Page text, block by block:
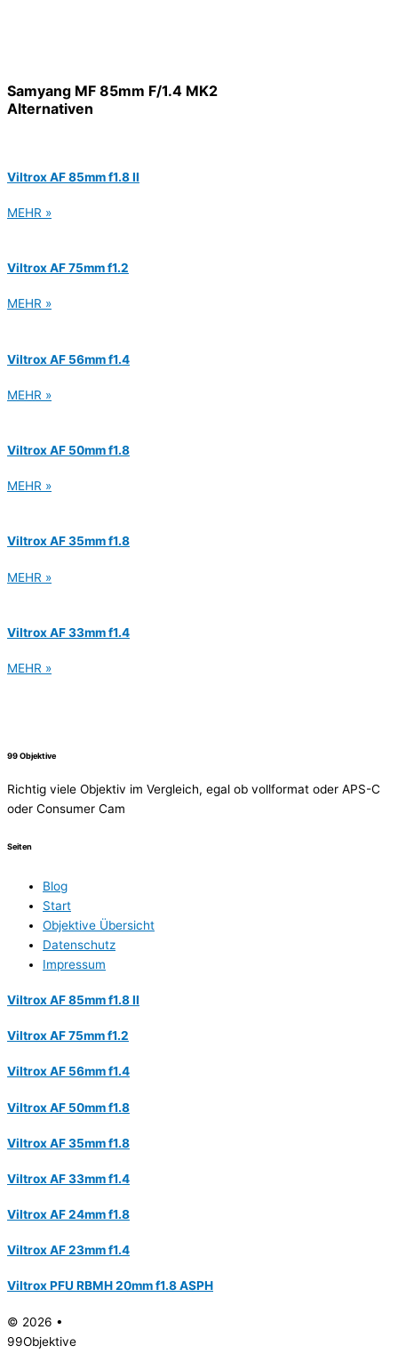
Samyang MF 85mm F/1.4 MK2
Alternativen
Viltrox AF 85mm f1.8 II
MEHR »
Viltrox AF 75mm f1.2
MEHR »
Viltrox AF 56mm f1.4
MEHR »
Viltrox AF 50mm f1.8
MEHR »
Viltrox AF 35mm f1.8
MEHR »
Viltrox AF 33mm f1.4
MEHR »
99 Objektive
Richtig viele Objektiv im Vergleich, egal ob vollformat oder APS-C
oder Consumer Cam
Seiten
Blog
Start
Objektive Übersicht
Datenschutz
Impressum
Viltrox AF 85mm f1.8 II
Viltrox AF 75mm f1.2
Viltrox AF 56mm f1.4
Viltrox AF 50mm f1.8
Viltrox AF 35mm f1.8
Viltrox AF 33mm f1.4
Viltrox AF 24mm f1.8
Viltrox AF 23mm f1.4
Viltrox PFU RBMH 20mm f1.8 ASPH
© 2026 •
99Objektive